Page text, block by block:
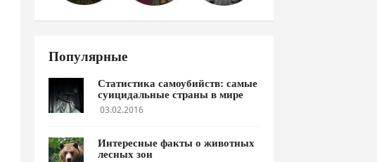
Популярные
Статистика самоубийств: самые
суицидальные страны в мире
03.02.2016
Интересные факты о животных
лесных зон